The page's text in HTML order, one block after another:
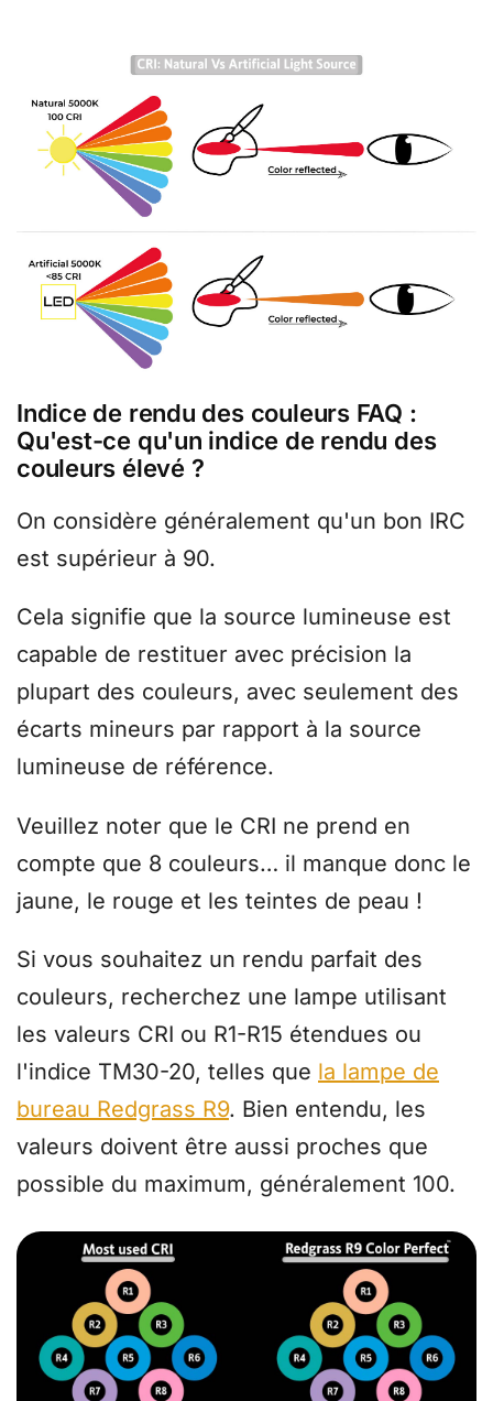
Indice de rendu des couleurs FAQ :
Qu'est-ce qu'un indice de rendu des
couleurs élevé ?
On considère généralement qu'un bon IRC
est supérieur à 90.
Cela signifie que la source lumineuse est
capable de restituer avec précision la
plupart des couleurs, avec seulement des
écarts mineurs par rapport à la source
lumineuse de référence.
Veuillez noter que le CRI ne prend en
compte que 8 couleurs… il manque donc le
jaune, le rouge et les teintes de peau !
Si vous souhaitez un rendu parfait des
couleurs, recherchez une lampe utilisant
les valeurs CRI ou R1-R15 étendues ou
l'indice TM30-20, telles que la lampe de
bureau Redgrass R9. Bien entendu, les
valeurs doivent être aussi proches que
possible du maximum, généralement 100.